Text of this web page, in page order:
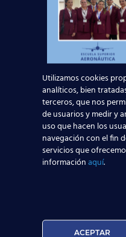
Hablar idiomas.
inglés nivel alto.
Altura mínima de
Nuestro
Laboralse hace eco
de trabajo para
que seas el primero
tengas todas las
el orientador de tu
incluirte en esta
parte de nuestro
oportunidad de
Utilizamos cookies
analíticos, bien
terceros, que nos
de usuarios y medir y
uso que hacen los
navegación con el fin
servicios que
informaciónaquí.
ACEPTAR